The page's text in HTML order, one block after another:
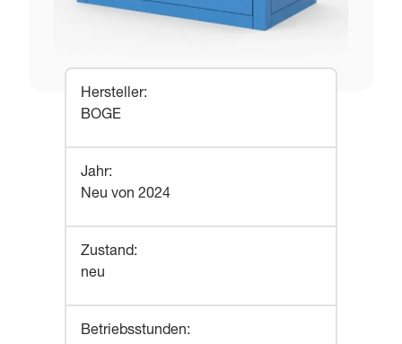
Hersteller:
BOGE
Jahr:
Neu von 2024
Zustand:
neu
Betriebsstunden: